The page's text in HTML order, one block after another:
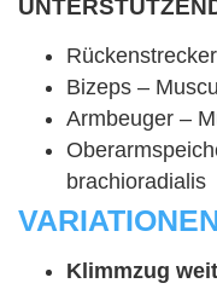
Bizeps –
Armbeuger –
brachioradialis
Klimmzug weit